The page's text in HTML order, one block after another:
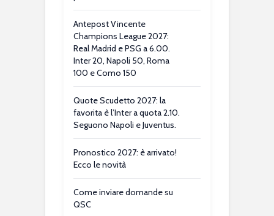
Antepost Vincente
Champions League 2027:
Real Madrid e PSG a 6.00.
Inter 20, Napoli 50, Roma
100 e Como 150
Quote Scudetto 2027: la
favorita è l’Inter a quota 2.10.
Seguono Napoli e Juventus.
Pronostico 2027: è arrivato!
Ecco le novità
Come inviare domande su
QSC